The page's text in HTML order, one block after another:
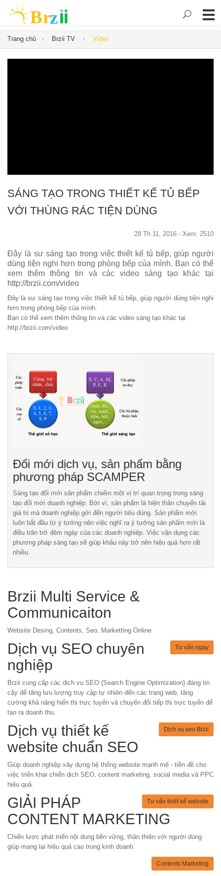
Trang chủ Brzii TV Video
SÁNG TẠO TRONG THIẾT KẾ TỦ BẾP
VỚI THÙNG RÁC TIỆN DÙNG
28 Th 11, 2016 - Xem: 2510
Đây là sư sáng tạo trong việc thiết kế tủ bếp, giúp người
dùng tiện nghi hơn trong phòng bếp của mình. Bạn có thể
xem thêm thông tin và các video sáng tạo khác tại
http://brzii.com/video
Đây là sư sáng tạo trong việc thiết kế tủ bếp, giúp người dùng tiện nghi
hơn trong phòng bếp của mình.
Bạn có thể xem thêm thông tin và các video sáng tạo khác tại
http://brzii.com/video
Đổi mới dịch vụ, sản phẩm bằng
phương pháp SCAMPER
Sáng tạo đổi mới sản phẩm chiếm một vị trí quan trọng trong sáng
tạo đổi mới doanh nghiệp. Bởi vì, sản phẩm là hiện thân chuyển tải
giá trị mà doanh nghiệp gởi đến người tiêu dùng. Sản phẩm mới
luôn bắt đầu từ ý tưởng nên việc nghĩ ra ý tưởng sản phẩm mới là
điều trăn trở đêm ngày của các doanh nghiệp. Việc vận dụng các
phương pháp sáng tạo sẽ giúp khâu này trở nên hiệu quả hơn rất
nhiều.
Brzii Multi Service &
Communicaiton
Website Desing, Contents, Seo, Marketting Online
Tư vấn ngay
Dịch vụ SEO chuyên
nghiệp
Brzii cung cấp các dịch vụ SEO (Search Engine Optimization) đáng tin
cậy để tăng lưu lượng truy cập tự nhiên đến các trang web, tăng
cường khả năng hiển thị trực tuyến và chuyển đổi tiếp thị trực tuyến để
tạo ra doanh thu.
Dịch vụ seo Brzii
Dịch vụ thiết kế
website chuẩn SEO
Giúp doanh nghiệp xây dựng hệ thống website mạnh mẽ - tiền đề cho
việc triển khai chiến dịch SEO, content marketing, social media và PPC
hiệu quả.
Tư vấn thiết kế website
GIẢI PHÁP
CONTENT MARKETING
Chiến lược phát triển nội dung bền vững, thân thiện với người dùng
giúp mang lại hiệu quả cao trong kinh doanh.
Contents Marketing